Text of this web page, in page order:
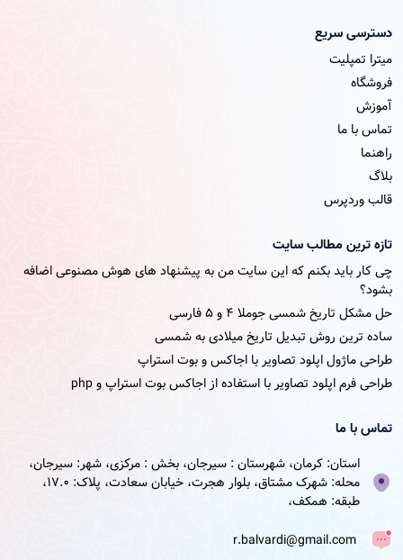
دسترسی سریع
میترا تمپلیت
فروشگاه
آموزش
تماس با ما
راهنما
بلاگ
قالب وردپرس
تازه ترین مطالب سایت
چی کار باید بکنم که این سایت من به پیشنهاد های هوش مصنوعی اضافه
بشود؟
حل مشکل تاریخ شمسی جوملا ۴ و ۵ فارسی
ساده ترین روش تبدیل تاریخ میلادی به شمسی
طراحی ماژول اپلود تصاویر با اجاکس و بوت استراپ
طراحی فرم اپلود تصاویر با استفاده از اجاکس بوت استراپ و php
تماس با ما
استان: کرمان، شهرستان : سیرجان، بخش : مرکزی، شهر: سیرجان،
محله: شهرک مشتاق، بلوار هجرت، خیابان سعادت، پلاک: 17.0،
طبقه: همکف،